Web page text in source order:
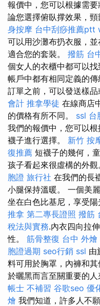
報價中，您可以根據需
論您選擇俯臥撑效果，頸
身按摩 台中刮痧推薦ptt
可以用沙灘布扔衣服，
適合您的套裝。 撥筋 台
個女人的衣櫃中都可以
帳戶中都有相同定義的
訂單之前，可以發送樣品
會計 推拿學徒 在線商店
的價格有所不同。 ssl 台
我們的報價中，您可以
襪子進行選擇。 新竹 按
復推薦 短襪子的幾何，
孩子看起來很虛構的外觀
胞證 旅行社 在我們的長
小腿保持溫暖。 一個美
坐在白色比基尼，享受
推拿 第二專長證照 撥筋
稅法與實務.內衣四向拉
性。 筋骨整復 台中 外燴
胞證過期 seo行銷 ssl 由
料可用於胸罩，內褲和
於曬黑而言至關重要的
帳士 不補習 谷歌seo 優
燴 我們知道，許多人不